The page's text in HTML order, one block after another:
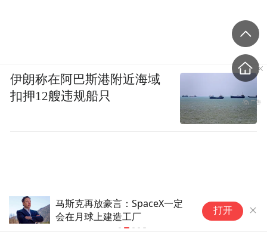
马斯克再放豪言：SpaceX一定
会在月球上建造工厂
打开
伊朗称在阿巴斯港附近海域
扣押12艘违规船只